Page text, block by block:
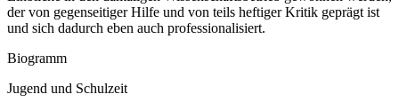
der von gegenseitiger Hilfe und von teils heftiger Kritik geprägt ist
und sich dadurch eben auch professionalisiert.
Biogramm
Jugend und Schulzeit